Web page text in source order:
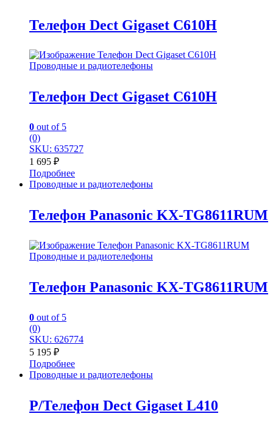
Телефон Dect Gigaset C610H
Проводные и радиотелефоны
Телефон Dect Gigaset C610H
0 out of 5
(0)
SKU: 635727
1 695 ₽
Подробнее
Проводные и радиотелефоны
Телефон Panasonic KX-TG8611RUM
Проводные и радиотелефоны
Телефон Panasonic KX-TG8611RUM
0 out of 5
(0)
SKU: 626774
5 195 ₽
Подробнее
Проводные и радиотелефоны
Р/Телефон Dect Gigaset L410